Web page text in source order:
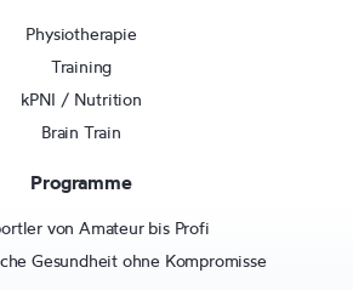
Physiotherapie
Training
kPNI / Nutrition
Brain Train
Programme
von Amateur bis Profi
Gesundheit ohne Kompromisse